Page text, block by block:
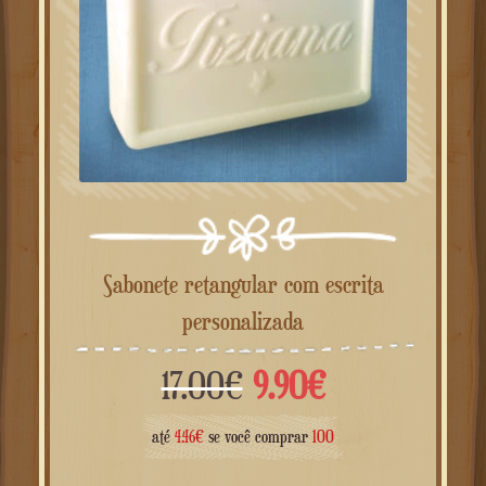
Sabonete retangular com escrita
personalizada
17.00€ O
preço
9.90€O
preço
até 4.46€ se você comprar 100